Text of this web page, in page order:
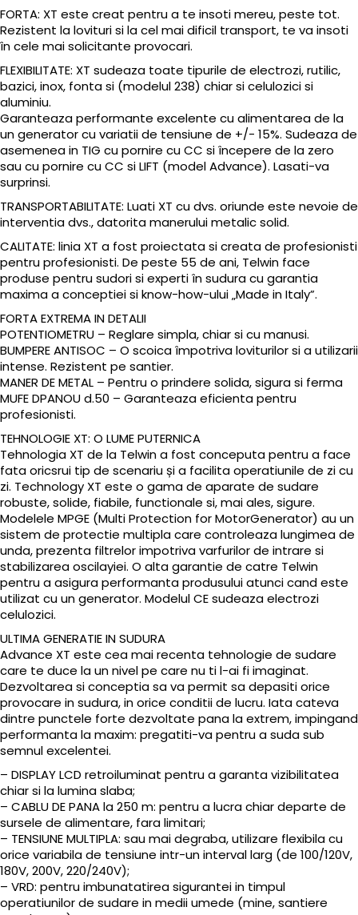
FORTA: XT este creat pentru a te insoti mereu, peste tot.
Rezistent la lovituri si la cel mai dificil transport, te va insoti
în cele mai solicitante provocari.
FLEXIBILITATE: XT sudeaza toate tipurile de electrozi, rutilic,
bazici, inox, fonta si (modelul 238) chiar si celulozici si
aluminiu.
Garanteaza performante excelente cu alimentarea de la
un generator cu variatii de tensiune de +/- 15%. Sudeaza de
asemenea in TIG cu pornire cu CC si începere de la zero
sau cu pornire cu CC si LIFT (model Advance). Lasati-va
surprinsi.
TRANSPORTABILITATE: Luati XT cu dvs. oriunde este nevoie de
interventia dvs., datorita manerului metalic solid.
CALITATE: linia XT a fost proiectata si creata de profesionisti
pentru profesionisti. De peste 55 de ani, Telwin face
produse pentru sudori si experti în sudura cu garantia
maxima a conceptiei si know-how-ului „Made in Italy”.
FORTA EXTREMA IN DETALII
POTENTIOMETRU – Reglare simpla, chiar si cu manusi.
BUMPERE ANTISOC – O scoica împotriva loviturilor si a utilizarii
intense. Rezistent pe santier.
MANER DE METAL – Pentru o prindere solida, sigura si ferma
MUFE DPANOU d.50 – Garanteaza eficienta pentru
profesionisti.
TEHNOLOGIE XT: O LUME PUTERNICA
Tehnologia XT de la Telwin a fost conceputa pentru a face
fata oricsrui tip de scenariu și a facilita operatiunile de zi cu
zi. Technology XT este o gama de aparate de sudare
robuste, solide, fiabile, functionale si, mai ales, sigure.
Modelele MPGE (Multi Protection for MotorGenerator) au un
sistem de protectie multipla care controleaza lungimea de
unda, prezenta filtrelor impotriva varfurilor de intrare si
stabilizarea oscilayiei. O alta garantie de catre Telwin
pentru a asigura performanta produsului atunci cand este
utilizat cu un generator. Modelul CE sudeaza electrozi
celulozici.
ULTIMA GENERATIE IN SUDURA
Advance XT este cea mai recenta tehnologie de sudare
care te duce la un nivel pe care nu ti l-ai fi imaginat.
Dezvoltarea si conceptia sa va permit sa depasiti orice
provocare in sudura, in orice conditii de lucru. Iata cateva
dintre punctele forte dezvoltate pana la extrem, impingand
performanta la maxim: pregatiti-va pentru a suda sub
semnul excelentei.
– DISPLAY LCD retroiluminat pentru a garanta vizibilitatea
chiar si la lumina slaba;
– CABLU DE PANA la 250 m: pentru a lucra chiar departe de
sursele de alimentare, fara limitari;
– TENSIUNE MULTIPLA: sau mai degraba, utilizare flexibila cu
orice variabila de tensiune intr-un interval larg (de 100/120V,
180V, 200V, 220/240V);
– VRD: pentru imbunatatirea sigurantei in timpul
operatiunilor de sudare in medii umede (mine, santiere